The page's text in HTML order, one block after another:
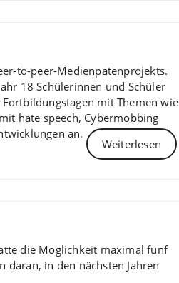
to-peer-Medienpatenprojekts.
18 Schülerinnen und Schüler
mit Themen wie
hate speech, Cybermobbing
an.
Weiterlesen
die Möglichkeit maximal fünf
in den nächsten Jahren